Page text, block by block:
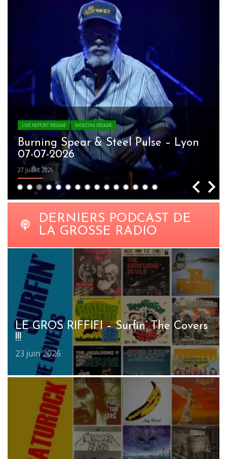
LIVE REPORT REGGAE WEBZINE REGGAE
Burning Spear & Steel Pulse – Lyon
07-07-2026
27 juillet 2026
DERNIERS PODCAST DE
LA GROSSE RADIO
LE GROS RIFFIFI – Surfin’ The Covers
!!!
23 juin 2026